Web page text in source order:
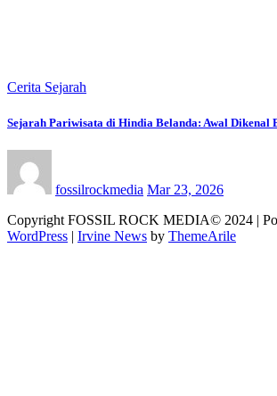
Cerita Sejarah
Sejarah Pariwisata di Hindia Belanda: Awal Dikenal
fossilrockmedia Mar 23, 2026
Copyright FOSSIL ROCK MEDIA© 2024 |
WordPress | Irvine News by ThemeArile